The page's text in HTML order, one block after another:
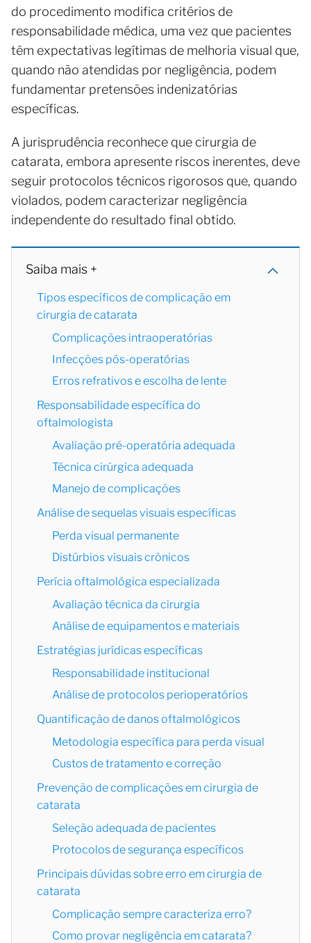
do procedimento modifica critérios de
responsabilidade médica, uma vez que pacientes
têm expectativas legítimas de melhoria visual que,
quando não atendidas por negligência, podem
fundamentar pretensões indenizatórias
específicas.
A jurisprudência reconhece que cirurgia de
catarata, embora apresente riscos inerentes, deve
seguir protocolos técnicos rigorosos que, quando
violados, podem caracterizar negligência
independente do resultado final obtido.
Saiba mais +
Tipos específicos de complicação em
cirurgia de catarata
Complicações intraoperatórias
Infecções pós-operatórias
Erros refrativos e escolha de lente
Responsabilidade específica do
oftalmologista
Avaliação pré-operatória adequada
Técnica cirúrgica adequada
Manejo de complicações
Análise de sequelas visuais específicas
Perda visual permanente
Distúrbios visuais crônicos
Perícia oftalmológica especializada
Avaliação técnica da cirurgia
Análise de equipamentos e materiais
Estratégias jurídicas específicas
Responsabilidade institucional
Análise de protocolos perioperatórios
Quantificação de danos oftalmológicos
Metodologia específica para perda visual
Custos de tratamento e correção
Prevenção de complicações em cirurgia de
catarata
Seleção adequada de pacientes
Protocolos de segurança específicos
Principais dúvidas sobre erro em cirurgia de
catarata
Complicação sempre caracteriza erro?
Como provar negligência em catarata?